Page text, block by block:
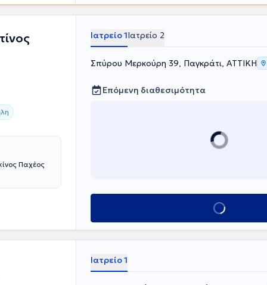
Κολεγίου
της
Federation
Ο
για
–
Παχέος
Ιατρείο 1Ιατρείο 2
Σπύρου Μερκούρη 39, Παγκράτι, ΑΤΤΙΚΗ
Επόμενη διαθεσιμότητα
Κλείσε ραντεβού
Ιατρείο 1